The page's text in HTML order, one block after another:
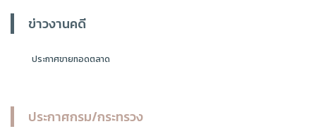
ข่าวงานคดี
ประกาศขายทอดตลาด
ประกาศกรม/กระทรวง